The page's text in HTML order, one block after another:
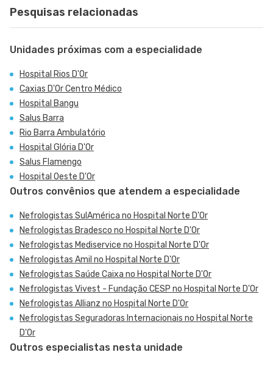
Pesquisas relacionadas
Unidades próximas com a especialidade
Hospital Rios D'Or
Caxias D'Or Centro Médico
Hospital Bangu
Salus Barra
Rio Barra Ambulatório
Hospital Glória D'Or
Salus Flamengo
Hospital Oeste D'Or
Outros convênios que atendem a especialidade
Nefrologistas SulAmérica no Hospital Norte D'Or
Nefrologistas Bradesco no Hospital Norte D'Or
Nefrologistas Mediservice no Hospital Norte D'Or
Nefrologistas Amil no Hospital Norte D'Or
Nefrologistas Saúde Caixa no Hospital Norte D'Or
Nefrologistas Vivest - Fundação CESP no Hospital Norte D'Or
Nefrologistas Allianz no Hospital Norte D'Or
Nefrologistas Seguradoras Internacionais no Hospital Norte
D'Or
Outros especialistas nesta unidade